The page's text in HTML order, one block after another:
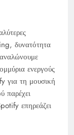
δυνατότητα
ενεργούς
για τη μουσική
παρέχει
επηρεάζει